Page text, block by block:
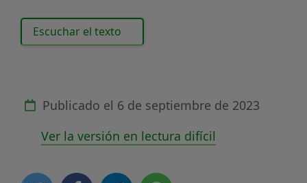
Escuchar el texto
Publicado el 6 de septiembre de 2023
Ver la versión en lectura difícil